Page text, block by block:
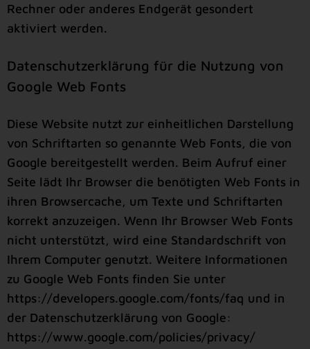
Rechner oder anderes Endgerät gesondert
aktiviert werden.
Datenschutzerklärung für die Nutzung von
Google Web Fonts
Diese Website nutzt zur einheitlichen Darstellung
von Schriftarten so genannte Web Fonts, die von
Google bereitgestellt werden. Beim Aufruf einer
Seite lädt Ihr Browser die benötigten Web Fonts in
ihren Browsercache, um Texte und Schriftarten
korrekt anzuzeigen. Wenn Ihr Browser Web Fonts
nicht unterstützt, wird eine Standardschrift von
Ihrem Computer genutzt. Weitere Informationen
zu Google Web Fonts finden Sie unter
https://developers.google.com/fonts/faq und in
der Datenschutzerklärung von Google:
https://www.google.com/policies/privacy/